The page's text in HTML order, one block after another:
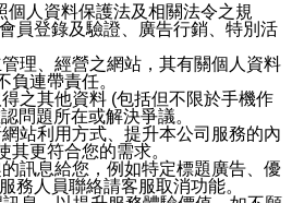
人資料保護法及相關法令之規
員登錄及驗證、廣告行銷、特別活
理、經營之網站，其有關個人資料
連帶責任。
之其他資料 (包括但不限於手機作
問題所在或解決爭議。
站利用方式、提升本公司服務的內
更符合您的需求。
訊息給您，例如特定標題廣告、優
務人員聯絡請客服取消功能。